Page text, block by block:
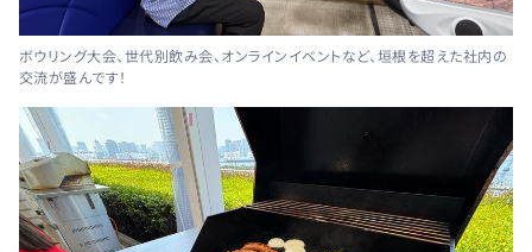
ボウリング大会、世代別飲み会、オンラインイベントなど、垣根を超えた社内の
交流が盛んです！